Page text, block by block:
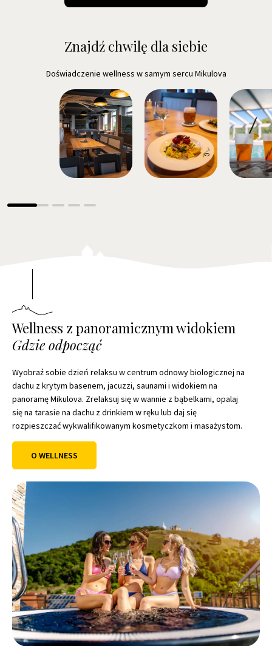
Znajdź chwilę dla siebie
Doświadczenie wellness w samym sercu Mikulova
Wellness z panoramicznym widokiem
Gdzie odpocząć
Wyobraź sobie dzień relaksu w centrum odnowy biologicznej na
dachu z krytym basenem, jacuzzi, saunami i widokiem na
panoramę Mikulova. Zrelaksuj się w wannie z bąbelkami, opalaj
się na tarasie na dachu z drinkiem w ręku lub daj się
rozpieszczać wykwalifikowanym kosmetyczkom i masażystom.
O WELLNESS